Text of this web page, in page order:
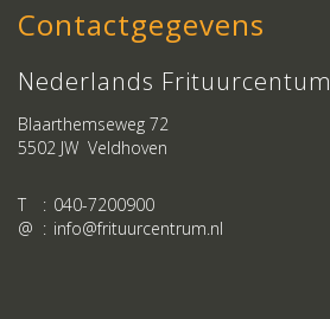
Contactgegevens
Nederlands Frituurcentum
Blaarthemseweg 72
5502 JW Veldhoven
T : 040-7200900
@ : info@frituurcentrum.nl